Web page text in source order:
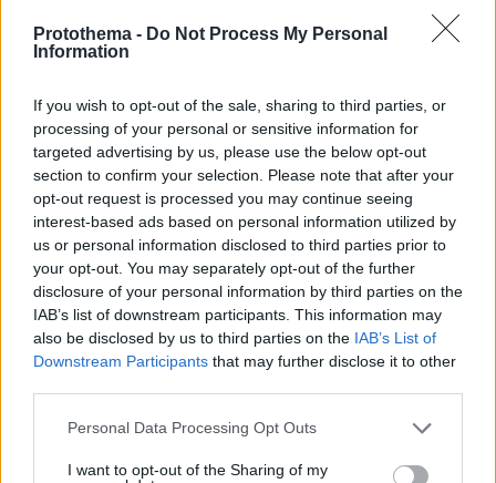
Protothema - Do Not Process My Personal
Information
If you wish to opt-out of the sale, sharing to third parties, or
processing of your personal or sensitive information for
targeted advertising by us, please use the below opt-out
section to confirm your selection. Please note that after your
opt-out request is processed you may continue seeing
interest-based ads based on personal information utilized by
us or personal information disclosed to third parties prior to
your opt-out. You may separately opt-out of the further
disclosure of your personal information by third parties on the
IAB’s list of downstream participants. This information may
also be disclosed by us to third parties on the IAB’s List of
Downstream Participants that may further disclose it to other
Please note that this website/app uses one or more Google
not limited to your visit or usage behaviour. You may click to
Personal Data Processing Opt Outs
I want to opt-out of the Sharing of my
βρίσκομαι εκεί, αλλά στην πατρίδα
μου
«Δεν είναι η Τζορτζίνα»: Απίστευτο
σκηνικό στη Μαδέιρα, χιλιάδες έξω
από εκκλησία περίμεναν τον γάμο του
Ρονάλντο και είδαν άλλο ζευγάρι, η
αντίδραση του Πορτογάλου σταρ
08.08.2026, 21:05 11
Games